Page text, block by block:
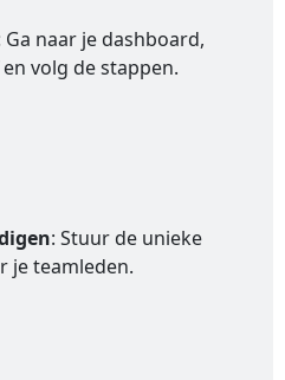
Ga naar je dashboard,
en volg de stappen.
: Stuur de unieke
je teamleden.